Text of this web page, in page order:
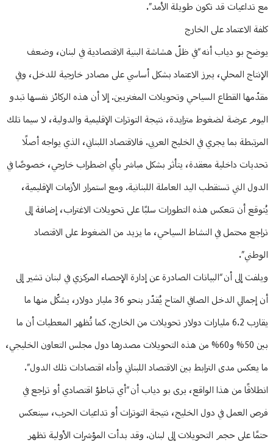
مع تداعيات قد تكون طويلة الأمد”.
كلفة الاعتماد على الخارج
يوضح بو دياب أنه “في ظلّ هشاشة البنية الاقتصادية في لبنان، وضعف
الإنتاج المحلي، يبرز الاعتماد بشكل أساسي على مصادر خارجية للدخل، وفي
مقدّمها القطاع السياحي وتحويلات المغتربين. إلا أن هذه الركائز نفسها تبدو
اليوم عرضة لضغوط متزايدة، نتيجة التوترات الإقليمية والدولية، لا سيما تلك
المرتبطة بما يجري في الخليج العربي. فالاقتصاد اللبناني، الذي يواجه أصلًا
تحديات داخلية معقدة، يتأثر بشكل مباشر بأي اضطراب خارجي، خصوصًا في
الدول التي تستقطب اليد العاملة اللبنانية. ومع استمرار الأزمات الإقليمية،
يُتوقع أن تنعكس هذه التطورات سلبًا على تحويلات الاغتراب، إضافة إلى
تراجع محتمل في النشاط السياحي، ما يزيد من الضغوط على الاقتصاد
الوطني”.
ويلفت إلى أن “البيانات الصادرة عن إدارة الإحصاء المركزي في لبنان تشير إلى
أن إجمالي الدخل الصافي المتاح يُقدّر بنحو 36 مليار دولار، يشكّل منها ما
يقارب 6.2 مليارات دولار تحويلات من الخارج. كما تُظهر المعطيات أن ما
بين 50% و60% من هذه التحويلات مصدرها دول مجلس التعاون الخليجي،
ما يعكس مدى الترابط بين الاقتصاد اللبناني وأداء اقتصادات تلك الدول”.
انطلاقًا من هذا الواقع، يرى بو دياب أن “أي تباطؤ اقتصادي أو تراجع في
فرص العمل في دول الخليج، نتيجة التوترات أو تداعيات الحرب، سينعكس
حتمًا على حجم التحويلات إلى لبنان. وقد بدأت المؤشرات الأولية تظهر